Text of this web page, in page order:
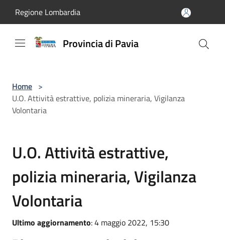
Regione Lombardia
Provincia di Pavia
Home >
U.O. Attività estrattive, polizia mineraria, Vigilanza
Volontaria
U.O. Attività estrattive,
polizia mineraria, Vigilanza
Volontaria
Ultimo aggiornamento: 4 maggio 2022, 15:30